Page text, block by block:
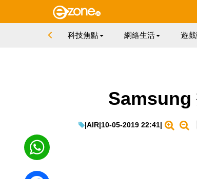
科技焦點 網絡生活 遊
Samsung
|AIR|10-05-2019 22:41|
WhatsApp